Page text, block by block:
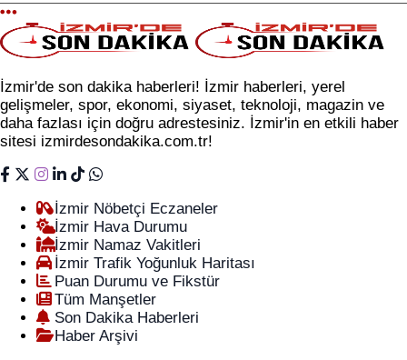
İzmir'de son dakika haberleri! İzmir haberleri, yerel
gelişmeler, spor, ekonomi, siyaset, teknoloji, magazin ve
daha fazlası için doğru adrestesiniz. İzmir'in en etkili haber
sitesi izmirdesondakika.com.tr!
İzmir Nöbetçi Eczaneler
İzmir Hava Durumu
İzmir Namaz Vakitleri
İzmir Trafik Yoğunluk Haritası
Puan Durumu ve Fikstür
Tüm Manşetler
Son Dakika Haberleri
Haber Arşivi